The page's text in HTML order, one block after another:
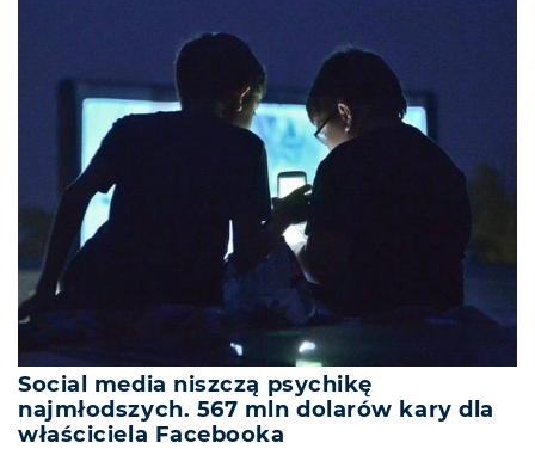
Social media niszczą psychikę
najmłodszych. 567 mln dolarów kary dla
właściciela Facebooka